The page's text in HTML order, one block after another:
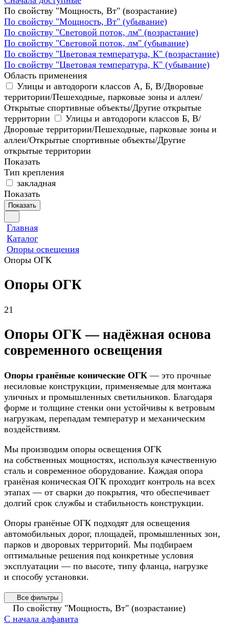
По свойству "Мощность, Вт" (возрастание)
По свойству "Мощность, Вт" (убывание)
По свойству "Световой поток, лм" (возрастание)
По свойству "Световой поток, лм" (убывание)
По свойству "Цветовая температура, К" (возрастание)
По свойству "Цветовая температура, К" (убывание)
Область применения
Улицы и автодороги классов А, Б, В/Дворовые
территории/Пешеходные, парковые зоны и аллеи/
Открытые спортивные объекты/Другие открытые
территории
Улицы и автодороги классов Б, В/
Дворовые территории/Пешеходные, парковые зоны и
аллеи/Открытые спортивные объекты/Другие
открытые территории
Показать
Тип крепления
закладная
Показать
Показать
Главная
Каталог
Опоры освещения
Опоры ОГК
Опоры ОГК
21
Опоры ОГК — надёжная основа
современного освещения
Опоры гранёные конические ОГК — это прочные
несиловые конструкции, применяемые для монтажа
уличных и промышленных светильников. Благодаря
форме и толщине стенки они устойчивы к ветровым
нагрузкам, перепадам температур и механическим
воздействиям.
Мы производим опоры освещения ОГК
на собственных мощностях, используя качественную
сталь и современное оборудование. Каждая опора
гранёная коническая ОГК проходит контроль на всех
этапах — от сварки до покрытия, что обеспечивает
долгий срок службы и стабильность конструкции.
Опоры гранёные ОГК подходят для освещения
автомобильных дорог, площадей, промышленных зон,
парков и дворовых территорий. Мы подбираем
оптимальные решения под конкретные условия
эксплуатации — по высоте, типу фланца, нагрузке
и способу установки.
Все фильтры
По свойству "Мощность, Вт" (возрастание)
С начала алфавита